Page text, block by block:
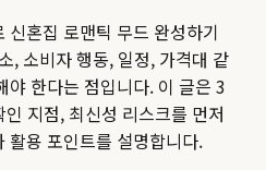
신혼집 로맨틱 무드 완성하기
, 소비자 행동, 일정, 가격대 같
야 한다는 점입니다. 이 글은 3
지점, 최신성 리스크를 먼저
활용 포인트를 설명합니다.